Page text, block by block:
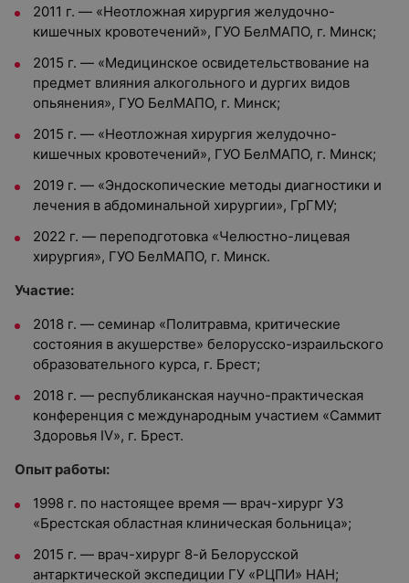
2011 г. — «Неотложная хирургия желудочно-
кишечных кровотечений», ГУО БелМАПО, г. Минск;
2015 г. — «Медицинское освидетельствование на
предмет влияния алкогольного и дургих видов
опьянения», ГУО БелМАПО, г. Минск;
2015 г. — «Неотложная хирургия желудочно-
кишечных кровотечений», ГУО БелМАПО, г. Минск;
2019 г. — «Эндоскопические методы диагностики и
лечения в абдоминальной хирургии», ГрГМУ;
2022 г. — переподготовка «Челюстно-лицевая
хирургия», ГУО БелМАПО, г. Минск.
Участие:
2018 г. — семинар «Политравма, критические
состояния в акушерстве» белорусско-израильского
образовательного курса, г. Брест;
2018 г. — республиканская научно-практическая
конференция с международным участием «Саммит
Здоровья IV», г. Брест.
Опыт работы:
1998 г. по настоящее время — врач-хирург УЗ
«Брестская областная клиническая больница»;
2015 г. — врач-хирург 8-й Белорусской
антарктической экспедиции ГУ «РЦПИ» НАН;